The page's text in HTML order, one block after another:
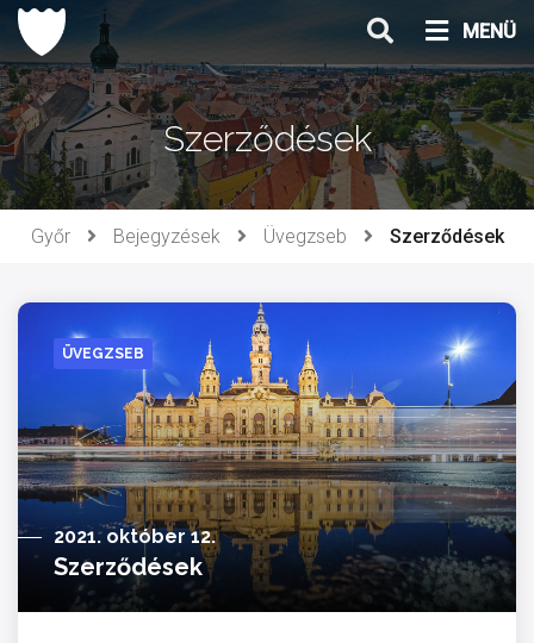
Ugrás
tartalomhoz
MENÜ
Szerződések
Győr Bejegyzések Üvegzseb Szerződések
ÜVEGZSEB
2021. október 12.
Szerződések